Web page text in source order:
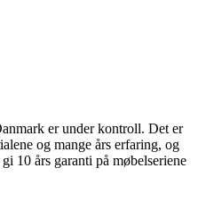
er under kontroll. Det er
og mange års erfaring, og
10 års garanti på møbelseriene